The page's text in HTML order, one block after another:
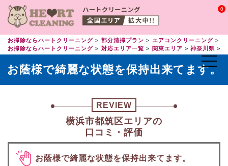
0
お掃除ならハートクリーニング 部分清掃プラン エアコンクリーニング
お掃除ならハートクリーニング
対応エリア一覧 関東エリア 神奈川県
お蔭様で綺麗な状態を保持出来てます。
REVIEW
横浜市都筑区エリアの
口コミ・評価
お蔭様で綺麗な状態を保持出来てます。